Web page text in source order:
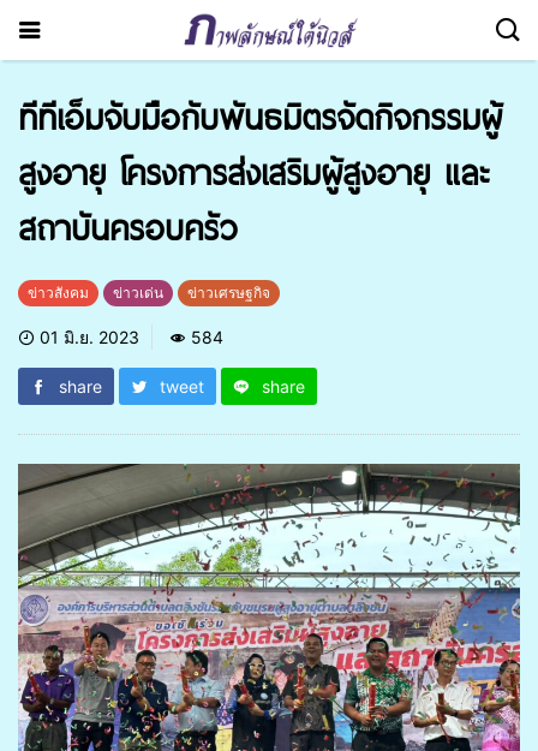
ทีทีเอ็มจับมือกับพันธมิตรจัดกิจกรรมผู้
สูงอายุ โครงการส่งเสริมผู้สูงอายุ และ
สถาบันครอบครัว
ข่าวสังคม ข่าวเด่น ข่าวเศรษฐกิจ
01 มิ.ย. 2023 584
share tweet share